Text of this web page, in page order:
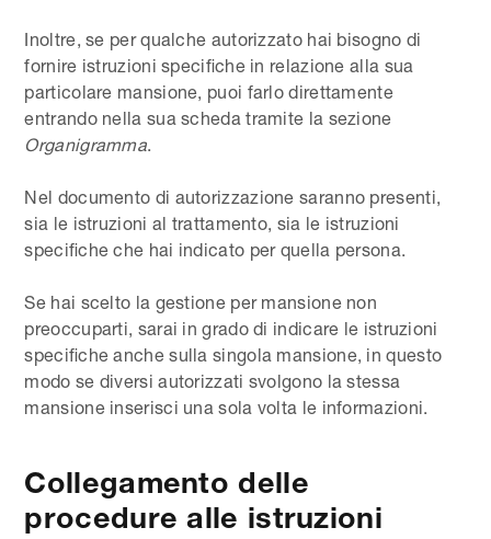
Inoltre, se per qualche autorizzato hai bisogno di
fornire istruzioni specifiche in relazione alla sua
particolare mansione, puoi farlo direttamente
entrando nella sua scheda tramite la sezione
Organigramma.
Nel documento di autorizzazione saranno presenti,
sia le istruzioni al trattamento, sia le istruzioni
specifiche che hai indicato per quella persona.
Se hai scelto la gestione per mansione non
preoccuparti, sarai in grado di indicare le istruzioni
specifiche anche sulla singola mansione, in questo
modo se diversi autorizzati svolgono la stessa
mansione inserisci una sola volta le informazioni.
Collegamento delle
procedure alle istruzioni